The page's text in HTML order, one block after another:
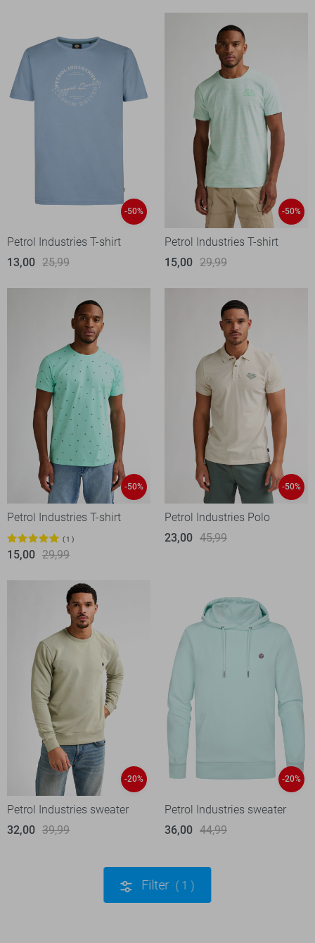
-50%
Petrol Industries T-shirt
13,00 25,99
-50%
Petrol Industries T-shirt
15,00 29,99
-50%
Petrol Industries T-shirt
1
15,00 29,99
-50%
Petrol Industries Polo
23,00 45,99
-20%
Petrol Industries sweater
32,00 39,99
-20%
Petrol Industries sweater
36,00 44,99
Filter 1